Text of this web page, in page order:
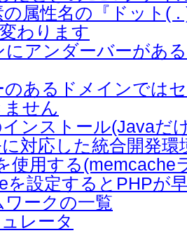
属性名の『ドット(
わります
にアンダーバーがあ
のあるドメインでは
せん
ンストール(Javaだ
対応した統合開発環
使用する(memcache
を設定するとPHPが
ークの一覧
レータ